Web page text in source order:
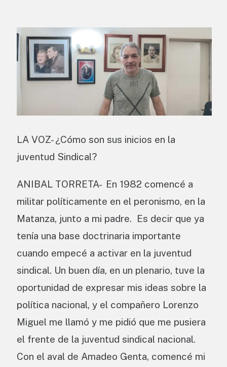
LA VOZ- ¿Cómo son sus inicios en la
juventud Sindical?
ANIBAL TORRETA- En 1982 comencé a
militar políticamente en el peronismo, en la
Matanza, junto a mi padre. Es decir que ya
tenía una base doctrinaria importante
cuando empecé a activar en la juventud
sindical. Un buen día, en un plenario, tuve la
oportunidad de expresar mis ideas sobre la
política nacional, y el compañero Lorenzo
Miguel me llamó y me pidió que me pusiera
el frente de la juventud sindical nacional.
Con el aval de Amadeo Genta, comencé mi